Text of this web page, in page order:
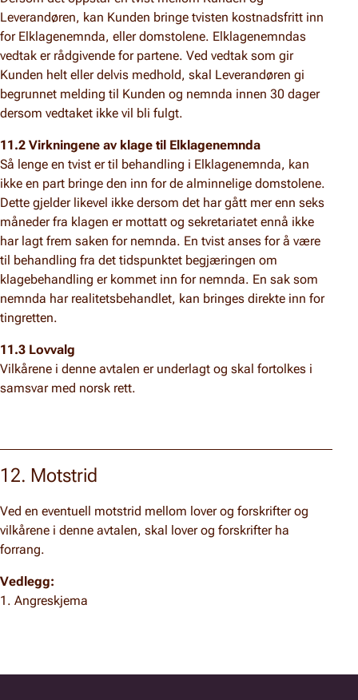
Leverandøren, kan Kunden bringe tvisten kostnadsfritt inn
for Elklagenemnda, eller domstolene. Elklagenemndas
vedtak er rådgivende for partene. Ved vedtak som gir
Kunden helt eller delvis medhold, skal Leverandøren gi
begrunnet melding til Kunden og nemnda innen 30 dager
dersom vedtaket ikke vil bli fulgt.
11.2 Virkningene av klage til Elklagenemnda
Så lenge en tvist er til behandling i Elklagenemnda, kan
ikke en part bringe den inn for de alminnelige domstolene.
Dette gjelder likevel ikke dersom det har gått mer enn seks
måneder fra klagen er mottatt og sekretariatet ennå ikke
har lagt frem saken for nemnda. En tvist anses for å være
til behandling fra det tidspunktet begjæringen om
klagebehandling er kommet inn for nemnda. En sak som
nemnda har realitetsbehandlet, kan bringes direkte inn for
tingretten.
11.3 Lovvalg
Vilkårene i denne avtalen er underlagt og skal fortolkes i
samsvar med norsk rett.
12. Motstrid
Ved en eventuell motstrid mellom lover og forskrifter og
vilkårene i denne avtalen, skal lover og forskrifter ha
forrang.
Vedlegg:
1. Angreskjema